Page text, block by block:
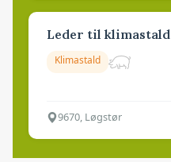
Leder til klimastald
Klimastald
9670, Løgstør